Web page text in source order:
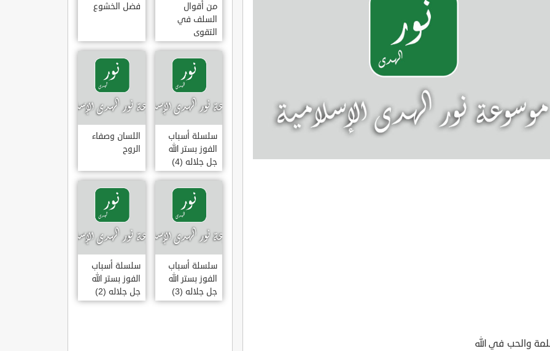
والحب في الله
من أقوال
السلف في
التقوى
فضل الخشوع
سلسلة أسباب
الفوز بستر الله
جل جلاله (4)
اللسان وصفاء
الروح
سلسلة أسباب
الفوز بستر الله
جل جلاله (3)
سلسلة أسباب
الفوز بستر الله
جل جلاله (2)